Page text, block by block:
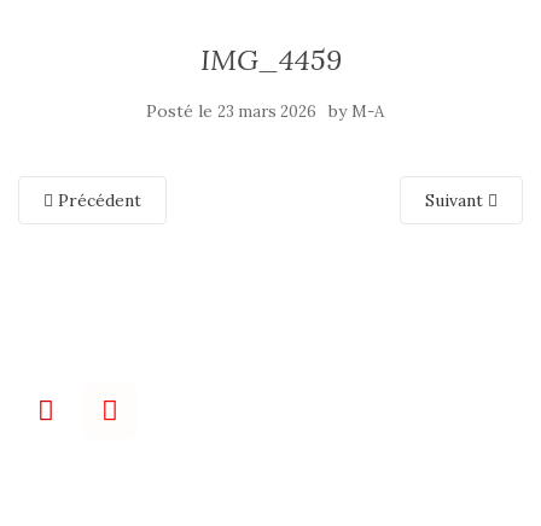
IMG_4459
Posté le 23 mars 2026 by M-A
Précédent Suivant